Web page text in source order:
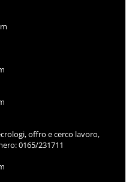
offro e cerco lavoro,
0165/231711